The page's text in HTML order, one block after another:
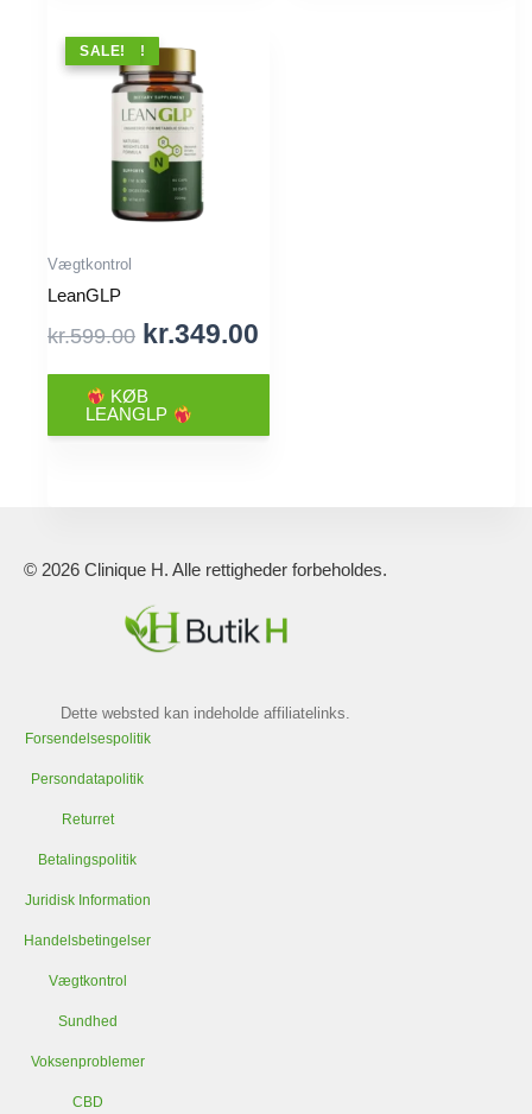
TILBUD !
SALE!
Vægtkontrol
LeanGLP
kr.599.00 Original
price
was:
kr.599.00.
kr.349.00
price
kr.349.00.
KØB
LEANGLP
© 2026 Clinique H. Alle rettigheder forbeholdes.
Dette websted kan indeholde affiliatelinks.
Forsendelsespolitik
Persondatapolitik
Returret
Betalingspolitik
Juridisk Information
Handelsbetingelser
Vægtkontrol
Sundhed
Voksenproblemer
CBD